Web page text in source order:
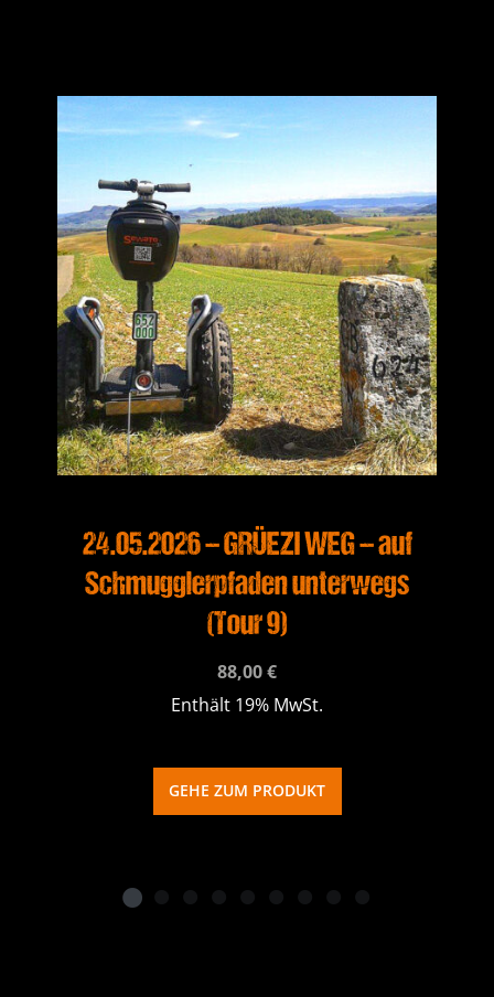
24.05.2026 – GRÜEZI WEG – auf
Schmugglerpfaden unterwegs
(Tour 9)
88,00€
Enthält 19% MwSt.
GEHE ZUM PRODUKT